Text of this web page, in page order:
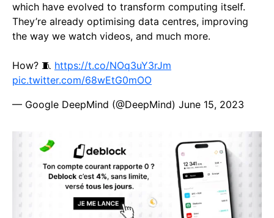
which have evolved to transform computing itself.
They’re already optimising data centres, improving
the way we watch videos, and much more.
How? 🧵 https://t.co/NOq3uY3rJm
pic.twitter.com/68wEtG0mOO
— Google DeepMind (@DeepMind) June 15, 2023